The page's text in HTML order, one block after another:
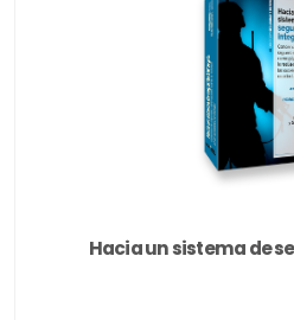
Hacia un sistema de